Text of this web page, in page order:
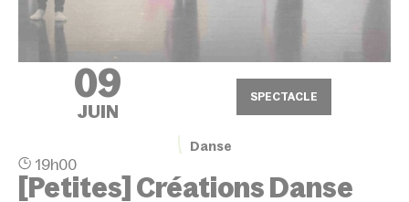
09
JUIN
SPECTACLE
Danse
19h00
[Petites] Créations Danse